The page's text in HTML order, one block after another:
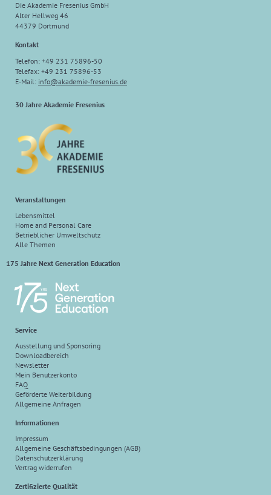
Die Akademie Fresenius GmbH
Alter Hellweg 46
44379 Dortmund
Kontakt
Telefon: +49 231 75896-50
Telefax: +49 231 75896-53
E-Mail: info@akademie-fresenius.de
30 Jahre Akademie Fresenius
Veranstaltungen
Lebensmittel
Home and Personal Care
Betrieblicher Umweltschutz
Alle Themen
175 Jahre Next Generation Education
Service
Ausstellung und Sponsoring
Downloadbereich
Newsletter
Mein Benutzerkonto
FAQ
Geförderte Weiterbildung
Allgemeine Anfragen
Informationen
Impressum
Allgemeine Geschäftsbedingungen (AGB)
Datenschutzerklärung
Vertrag widerrufen
Zertifizierte Qualität